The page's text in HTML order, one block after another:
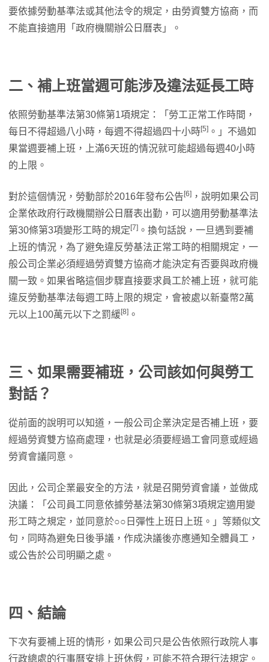
要依據勞動基準法或其他法令的規定，由勞資雙方協商，而
不能直接適用「政府機關辦公日曆表」。
二、補上班當週可能涉及違法延長工時
依照勞動基準法第30條第1項規定：「勞工正常工作時間，
每日不得超過八小時，每週不得超過四十小時[5] 。」不過如
果當週要補上班，上滿6天班的情況就可能超過每週40小時
的上限。
對於這個情況，勞動部於2016年發布公告 [6] ，說明如果公司
企業依政府行政機關辦公日曆表出勤，可以適用勞動基準法
第30條第3項變形工時的規定 [7] 。換句話說，一旦遇到要補
上班的情況，為了避免違反勞基法正常工時的相關規定，一
般公司企業必須經過勞資雙方協商才能決定有否要與政府機
關一致。如果省略這個步驟直接要求員工於補上班，就可能
違反勞動基準法每週工時上限的規定，會被處以新臺幣2萬
元以上100萬元以下之罰緩[8] 。
三、如果需要補班，公司該如何與勞工
對話？
從前面的說明可以知道，一般公司企業決定是否補上班，要
經過勞資雙方協商處理，也就是必須要經過工會同意或經過
勞資會議同意。
因此，公司企業最安全的方法，就是召開勞資會議，並做成
決議：「公司員工同意依據勞基法第30條第3項規定適用變
形工時之規定，並同意於○○日彈性上班日上班。」等類似文
句，同時為避免日後爭議，作成決議後亦應通知全體員工，
或公告於公司明顯之處。
四、結論
下次有要補上班的情形，如果公司只是公告依照行政院人事
行政總處的行事曆安排上班休假，可能不符合現行法規定。